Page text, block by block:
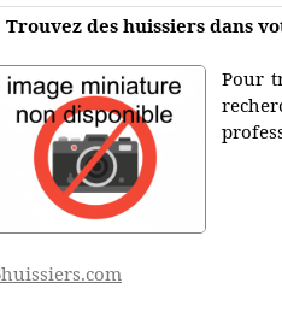
Trouvez des huissiers dans
Pour